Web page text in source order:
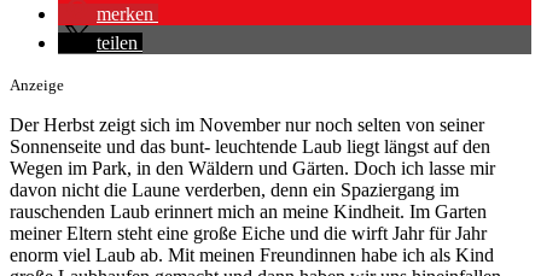
merken
teilen
Anzeige
Der Herbst zeigt sich im November nur noch selten von seiner
Sonnenseite und das bunt- leuchtende Laub liegt längst auf den
Wegen im Park, in den Wäldern und Gärten. Doch ich lasse mir
davon nicht die Laune verderben, denn ein Spaziergang im
rauschenden Laub erinnert mich an meine Kindheit. Im Garten
meiner Eltern steht eine große Eiche und die wirft Jahr für Jahr
enorm viel Laub ab. Mit meinen Freundinnen habe ich als Kind